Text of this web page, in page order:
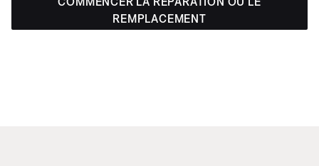
REMPLACEMENT